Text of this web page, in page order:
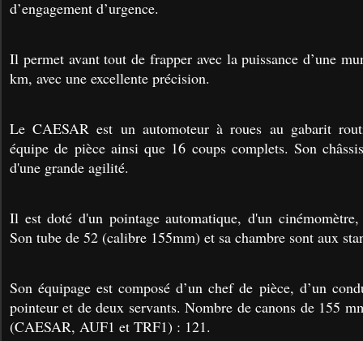
d’engagement d’urgence.
Il permet avant tout de frapper avec la puissance d’une
km, avec une excellente précision.
Le CAESAR est un automoteur à roues au gabarit
équipe de pièce ainsi que 16 coups complets. Son
d'une grande agilité.
Il est doté d'un pointage automatique, d'un
Son tube de 52 (calibre 155mm) et sa chambre sont aux
Son équipage est composé d’un chef de pièce, d’un
pointeur et de deux servants. Nombre de canons de 155
(CAESAR, AUF1 et TRF1) : 121.